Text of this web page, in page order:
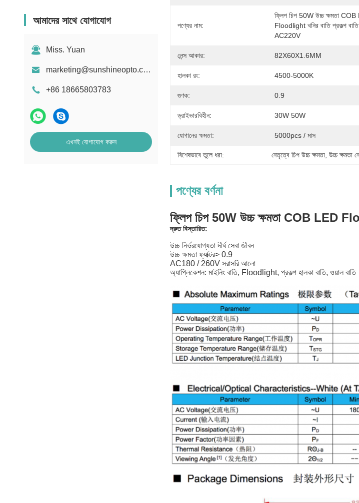
আমাদের সাথে যোগাযোগ
Miss. Yuan
marketing@sunshineopto.com
+86 18665803783
এখনই যোগাযোগ করুন
পণ্যের নাম:
ফ্লিপ চিপ 50W উচ্চ ক্ষমতা
Floodlight খনির বাতি প্রকল্প
AC220V
লেন্স আকার: 82X60X1.6MM
হালকা রং: 4500-5000K
গুণক: 0.9
ড্রাইভারবিহীন: 30W 50W
যোগানের ক্ষমতা: 5000pcs / মাস
বিশেষভাবে তুলে ধরা: নেতৃত্বে চিপ উচ্চ ক্ষমতা , উচ্চ ক্ষমতা
পণ্যের বর্ণনা
ফ্লিপ চিপ 50W উচ্চ ক্ষমতা COB LED
দ্রুত বিস্তারিত:
উচ্চ নির্ভরযোগ্যতা দীর্ঘ সেবা জীবন
উচ্চ ক্ষমতা ফ্যাক্টর> 0.9
AC180 / 260V সরাসরি আলো
অ্যাপ্লিকেশন: মাইনিং বাতি, Floodlight, প্রকল্প হালকা বাতি, ওয়াল বাতি